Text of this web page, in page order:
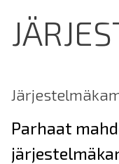
Parhaat